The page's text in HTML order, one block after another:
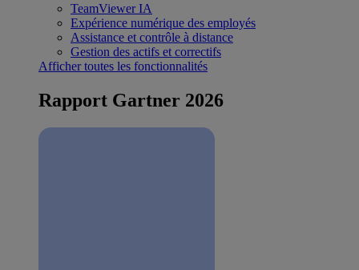
TeamViewer IA
Expérience numérique des employés
Assistance et contrôle à distance
Gestion des actifs et correctifs
Afficher toutes les fonctionnalités
Rapport Gartner 2026